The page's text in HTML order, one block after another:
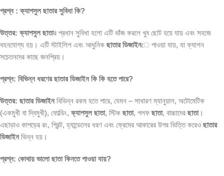
প্রশ্ন : ক্যাপসুল ছাতার সুবিধা কি?
উত্তর: ক্যাপসুল ছাতার প্রধান সুবিধা হলো এটি ভাঁজ করলে খুব ছোট হয়ে যায় এবং সহজে
বহনযোগ্য হয়। এটি স্টাইলিশ এবং আধুনিক ছাতার ডিজাইনে পাওয়া যায়, যা ফ্যাশন
সচেতনদের কাছে জনপ্রিয়।
প্রশ্ন: বিভিন্ন ধরণের ছাতার ডিজাইন কি কি হতে পারে?
উত্তর: ছাতার ডিজাইনবিভিন্ন রকম হতে পারে, যেমন – সাধারণ ম্যানুয়াল, অটোমেটিক
(একমুখী বা দ্বিমুখী), ফোল্ডিং,ক্যাপসুল ছাতা, স্টিক ছাতা, গলফ ছাতা, বাচ্চাদের ছাতা।
এছাড়াও কাপড়ের রং, প্রিন্ট, হ্যান্ডেলের ধরণ এবং ফ্রেমের আকারের উপর ভিত্তি করেও ছাতার
ডিজাইনভিন্ন হয়।
প্রশ্ন: কোথায় ভালো ছাতা কিনতে পাওয়া যায়?